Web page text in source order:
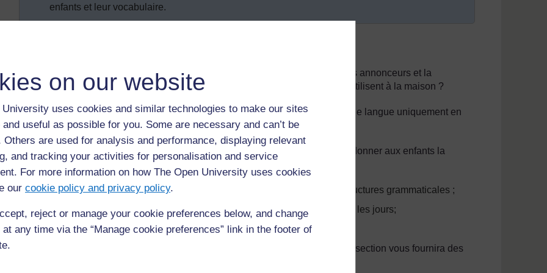
on our website
University uses cookies and similar technologies to make our sites
useful as possible for you. Some are necessary and can’t be
Others are used for analysis and performance, displaying relevant
and tracking your activities for personalisation and service
For more information on how The Open University uses cookies
our cookie policy and privacy policy.
reject or manage your cookie preferences below, and change
any time via the “Manage cookie preferences” link in the footer of
enfants et leur vocabulaire.
Quelles autres possibilités existe-t-il, par la radio, les livres, les magazines, les annonceurs et la
télévision, pour vos enfants d'apprendre une langue différente de celle qu’ils utilisent à la maison ?
La réponse est probablement « très peu ». Ils écoutent et utilisent cette nouvelle langue uniquement en
classe.
Cela implique que vous
êtes la personne à qui incombe la responsabilité de donner aux enfants la
possibilité d'apprendre une langue par d'autres types de moyens:
utiliser et acquérir une grande quantité de vocabulaire nouveau et de structures grammaticales ;
communiquer en utilisant le langage oral au cours des situations de tous les jours;
développer leurs capacités de lecture et d'écriture.
Tout cela nécessite une profonde réflexion, planification et compétence. Cette section vous fournira des